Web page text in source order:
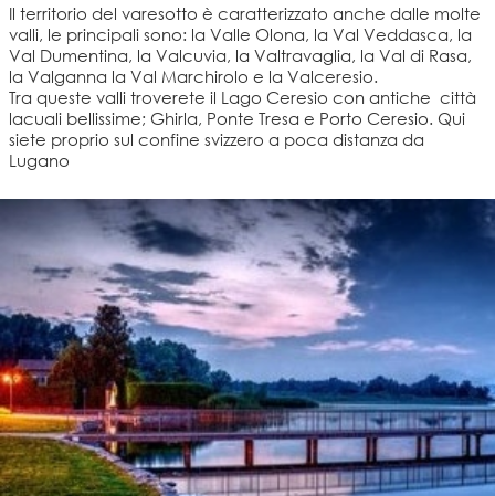
Il territorio del varesotto è caratterizzato anche dalle molte
valli, le principali sono: la Valle Olona, la Val Veddasca, la
Val Dumentina, la Valcuvia, la Valtravaglia, la Val di Rasa,
la Valganna la Val Marchirolo e la Valceresio.
Tra queste valli troverete il Lago Ceresio con antiche città
lacuali bellissime; Ghirla, Ponte Tresa e Porto Ceresio. Qui
siete proprio sul confine svizzero a poca distanza da
Lugano